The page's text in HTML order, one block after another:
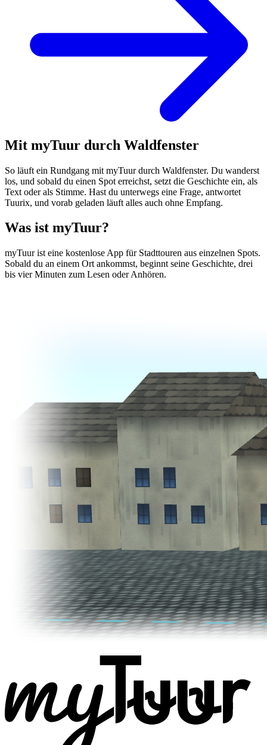
Mit myTuur durch Waldfenster
So läuft ein Rundgang mit myTuur durch Waldfenster. Du wanderst
los, und sobald du einen Spot erreichst, setzt die Geschichte ein, als
Text oder als Stimme. Hast du unterwegs eine Frage, antwortet
Tuurix, und vorab geladen läuft alles auch ohne Empfang.
Was ist myTuur?
myTuur ist eine kostenlose App für Stadttouren aus einzelnen Spots.
Sobald du an einem Ort ankommst, beginnt seine Geschichte, drei
bis vier Minuten zum Lesen oder Anhören.